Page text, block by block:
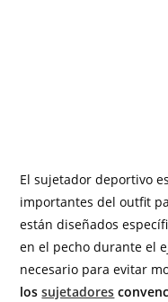
El sujetador deportivo
importantes del outfit
están diseñados
en el pecho durante el
necesario para evitar
lossujetadores